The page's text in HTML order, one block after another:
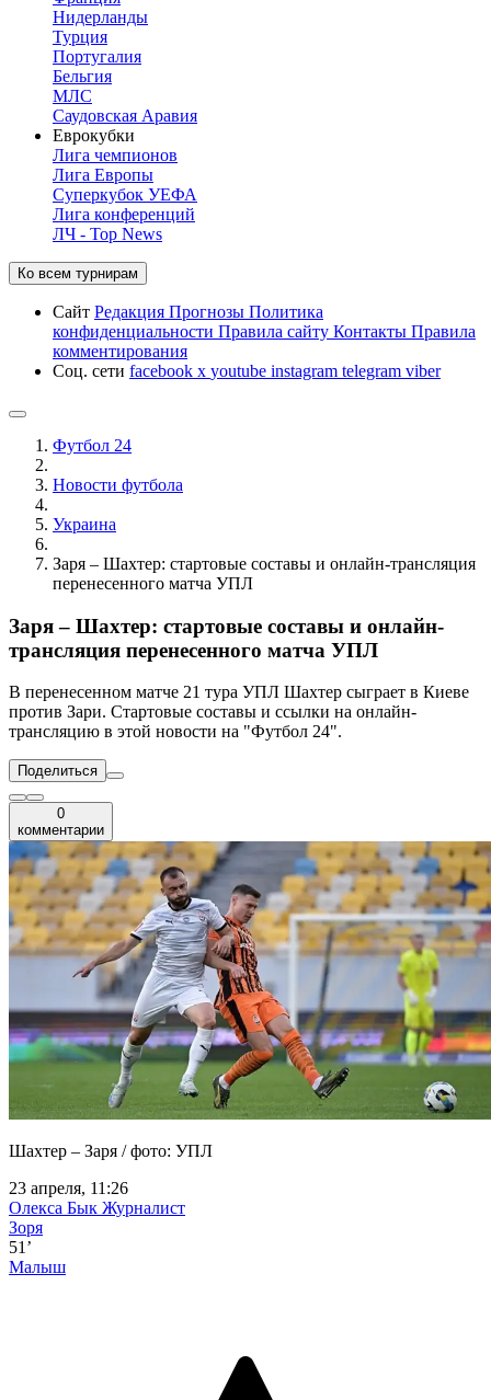
Нидерланды
Турция
Португалия
Бельгия
МЛС
Саудовская Аравия
Еврокубки
Лига чемпионов
Лига Европы
Суперкубок УЕФА
Лига конференций
ЛЧ - Top News
Ко всем турнирам
Сайт Редакция Прогнозы Политика
конфиденциальности Правила сайту Контакты Правила
комментирования
Соц. сети facebook x youtube instagram telegram viber
Футбол 24
Новости футбола
Украина
Заря – Шахтер: стартовые составы и онлайн-трансляция
перенесенного матча УПЛ
Заря – Шахтер: стартовые составы и онлайн-
трансляция перенесенного матча УПЛ
В перенесенном матче 21 тура УПЛ Шахтер сыграет в Киеве
против Зари. Стартовые составы и ссылки на онлайн-
трансляцию в этой новости на "Футбол 24".
Поделиться
0
комментарии
Шахтер – Заря / фото: УПЛ
23 апреля, 11:26
Олекса Бык Журналист
Зоря
51’
Малыш